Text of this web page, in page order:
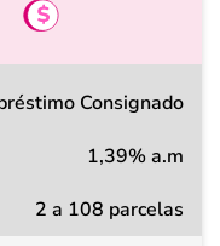
Consignado
1,39% a.m
2 a 108 parcelas